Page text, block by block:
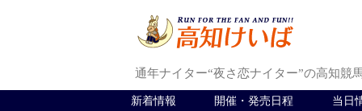
通年ナイター“夜さ恋ナイター”の高知競
新着情報 開催・発売日程 当日